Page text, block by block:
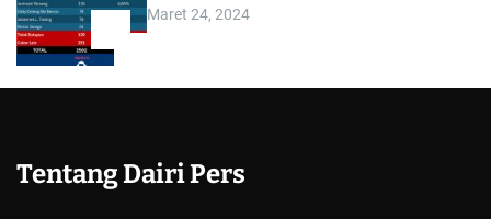
Maret 24, 2024
Tentang Dairi Pers